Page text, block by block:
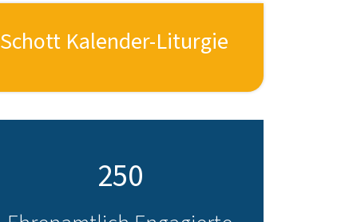
Schott Kalender-Liturgie
250